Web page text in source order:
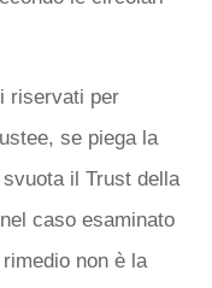
riservati per
se piega la
il Trust della
caso esaminato
non è la